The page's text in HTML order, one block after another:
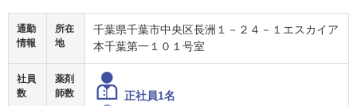
通勤
情報
所在
地
千葉県千葉市中央区長洲１－２４－１エスカイア
本千葉第一１０１号室
社員
数
薬剤
師数
正社員1名